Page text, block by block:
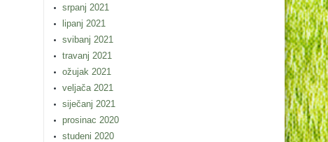
srpanj 2021
lipanj 2021
svibanj 2021
travanj 2021
ožujak 2021
veljača 2021
siječanj 2021
prosinac 2020
studeni 2020